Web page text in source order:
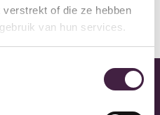
of die ze hebben
van hun services.
meer dan 1500 vloeren in